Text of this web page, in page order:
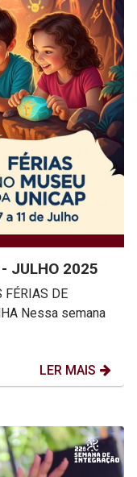
JULHO 2025
FÉRIAS DE
LER MAIS